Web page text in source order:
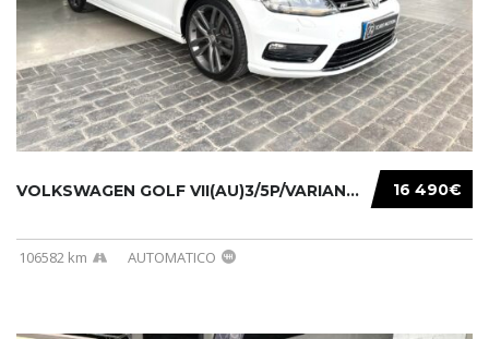
16 490€
VOLKSWAGEN GOLF VII(AU)3/5P/VARIANT(12-16 20...
106582 km AUTOMATICO